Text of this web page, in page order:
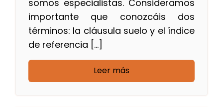
somos especialistas. Consideramos
importante que conozcáis dos
términos: la cláusula suelo y el índice
de referencia […]
Leer más